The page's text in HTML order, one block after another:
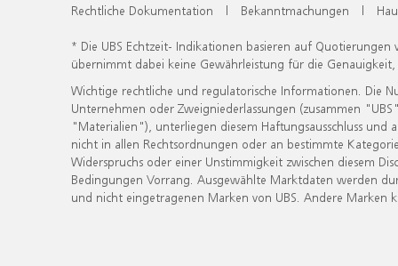
Rechtliche Dokumentation | Bekanntmachungen |
* Die UBS Echtzeit- Indikationen basieren auf
übernimmt dabei keine Gewährleistung für die
Wichtige rechtliche und regulatorische Informationen. Die
Unternehmen oder Zweigniederlassungen (zusammen
"Materialien"), unterliegen diesem Haftungsausschluss
nicht in allen Rechtsordnungen oder an bestimmte
Widerspruchs oder einer Unstimmigkeit zwischen diesem
Bedingungen Vorrang. Ausgewählte Marktdaten werden
und nicht eingetragenen Marken von UBS. Andere Marken